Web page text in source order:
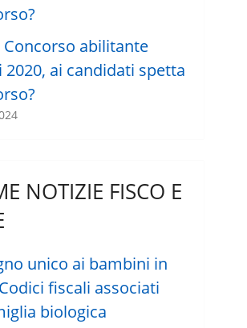
abilitante
2020, ai candidati spetta
NOTIZIE FISCO E